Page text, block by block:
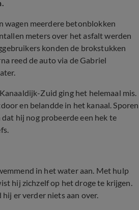
wagen meerdere betonblokken
meters over het asfalt werden
konden de brokstukken
reed de auto via de Gabriel
Zuid ging het helemaal mis.
en belandde in het kanaal. Sporen
hij nog probeerde een hek te
in het water aan. Met hulp
hij zichzelf op het droge te krijgen.
er verder niets aan over.